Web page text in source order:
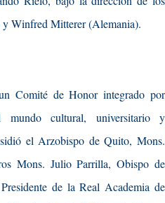
Winfred Mitterer (Alemania).
Comité de Honor integrado por
mundo cultural, universitario y
el Arzobispo de Quito, Mons.
Mons. Julio Parrilla, Obispo de
de la Real Academia de